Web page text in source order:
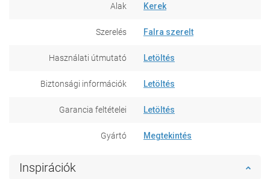
Alak Kerek
Szerelés Falra szerelt
Használati útmutató Letöltés
Biztonsági információk Letöltés
Garancia feltételei Letöltés
Gyártó Megtekintés
Inspirációk